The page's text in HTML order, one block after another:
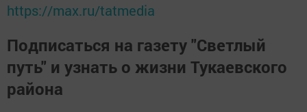
https://max.ru/tatmedia
Подписаться на газету "Светлый
путь" и узнать о жизни Тукаевского
района